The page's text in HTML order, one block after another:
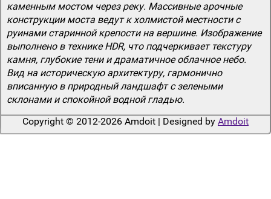
каменным мостом через реку. Массивные арочные
конструкции моста ведут к холмистой местности с
руинами старинной крепости на вершине. Изображение
выполнено в технике HDR, что подчеркивает текстуру
камня, глубокие тени и драматичное облачное небо.
Вид на историческую архитектуру, гармонично
вписанную в природный ландшафт с зелеными
склонами и спокойной водной гладью.
Copyright © 2012-2026 Amdoit | Designed by Amdoit